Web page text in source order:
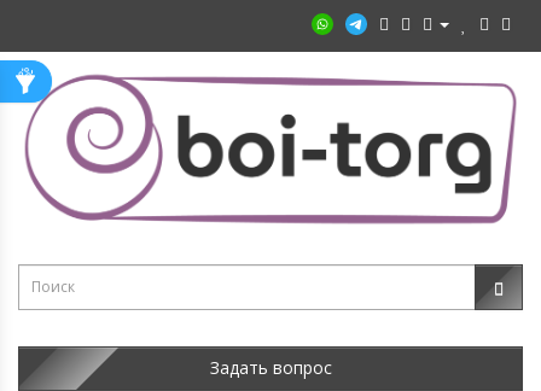
Задать вопрос